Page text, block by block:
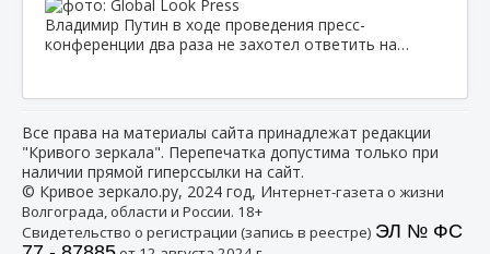
Владимир Путин в ходе проведения пресс-
конференции два раза не захотел ответить на…
Все права на материалы сайта принадлежат редакции
"Кривого зеркала". Перепечатка допустима только при
наличии прямой гиперссылки на сайт.
© Кривое зеркало.ру, 2024 год, Интернет-газета о жизни
Волгограда, области и России. 18+
Свидетельство о регистрации (запись в реестре) ЭЛ № ФС